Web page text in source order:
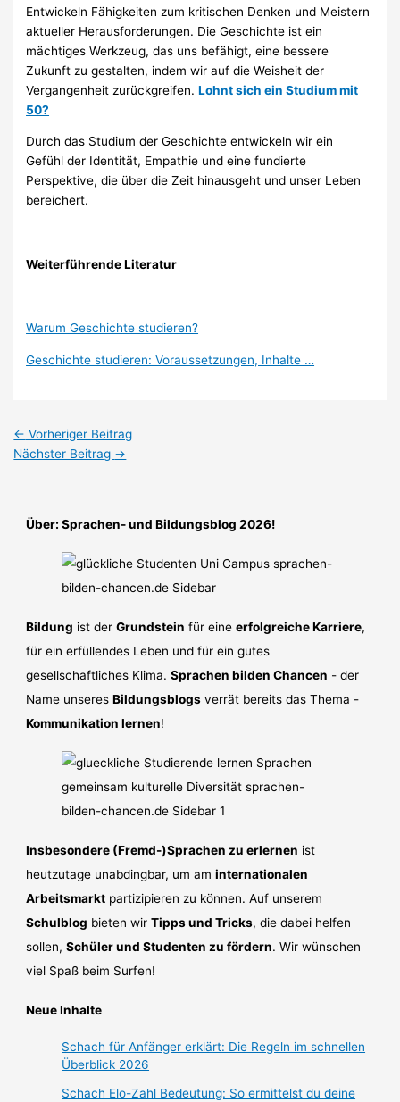
Entwickeln Fähigkeiten zum kritischen Denken und Meistern
aktueller Herausforderungen. Die Geschichte ist ein
mächtiges Werkzeug, das uns befähigt, eine bessere
Zukunft zu gestalten, indem wir auf die Weisheit der
Vergangenheit zurückgreifen.Lohnt sich ein Studium mit
50?
Durch das Studium der Geschichte entwickeln wir ein
Gefühl der Identität, Empathie und eine fundierte
Perspektive, die über die Zeit hinausgeht und unser Leben
bereichert.
Weiterführende Literatur
Warum Geschichte studieren?
Geschichte studieren: Voraussetzungen, Inhalte …
← Vorheriger Beitrag
Nächster Beitrag →
Über: Sprachen- und Bildungsblog 2026!
Bildung ist derGrundstein für eineerfolgreiche Karriere,
für ein erfüllendes Leben und für ein gutes
gesellschaftliches Klima.Sprachen bilden Chancen - der
Name unseresBildungsblogs verrät bereits das Thema -
Kommunikation lernen!
Insbesondere (Fremd-)Sprachen zu erlernen ist
heutzutage unabdingbar, um aminternationalen
Arbeitsmarkt partizipieren zu können. Auf unserem
Schulblog bieten wirTipps und Tricks, die dabei helfen
sollen,Schüler und Studenten zu fördern. Wir wünschen
viel Spaß beim Surfen!
Neue Inhalte
Schach für Anfänger erklärt: Die Regeln im schnellen
Überblick 2026
Schach Elo-Zahl Bedeutung: So ermittelst du deine